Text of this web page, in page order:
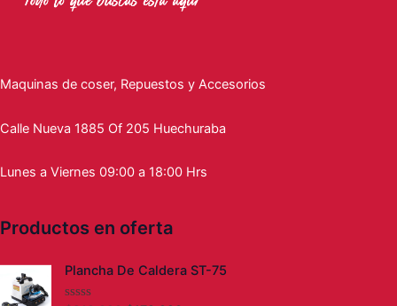
Maquinas de coser, Repuestos y Accesorios
Calle Nueva 1885 Of 205 Huechuraba
Lunes a Viernes 09:00 a 18:00 Hrs
Productos en oferta
Plancha De Caldera ST-75
precio
precio